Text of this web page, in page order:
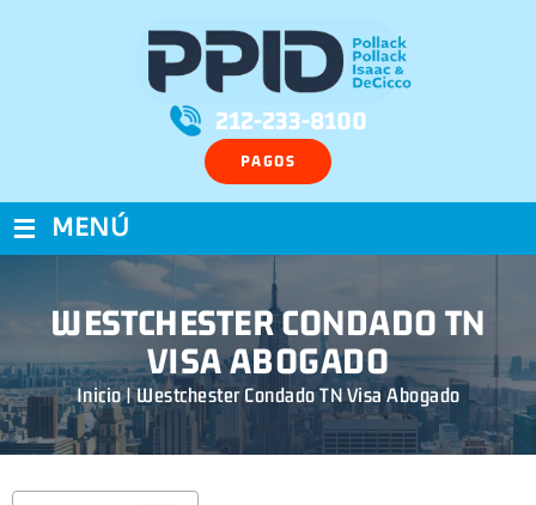
212-233-8100
PAGOS
≡ MENÚ
WESTCHESTER CONDADO TN
VISA ABOGADO
Inicio|Westchester Condado TN Visa Abogado